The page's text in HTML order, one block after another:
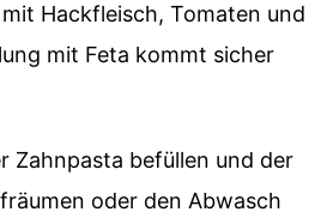
Hackfleisch, Tomaten und
mit Feta kommt sicher
Zahnpasta befüllen und der
oder den Abwasch